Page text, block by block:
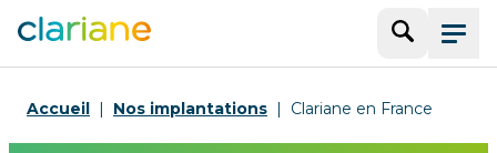
Menu
Accueil Nos implantations Clariane en France